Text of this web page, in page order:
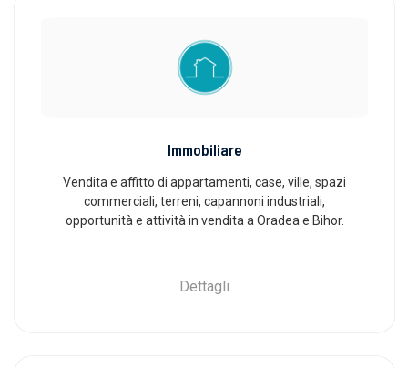
Immobiliare
Vendita e affitto di appartamenti, case, ville, spazi
commerciali, terreni, capannoni industriali,
opportunità e attività in vendita a Oradea e Bihor.
Dettagli